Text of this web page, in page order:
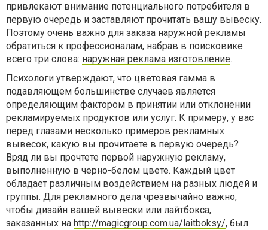
привлекают внимание потенциального потребителя в
первую очередь и заставляют прочитать вашу вывеску.
Поэтому очень важно для заказа наружной рекламы
обратиться к профессионалам, набрав в поисковике
всего три слова: наружная реклама изготовление.
Психологи утверждают, что цветовая гамма в
подавляющем большинстве случаев является
определяющим фактором в принятии или отклонении
рекламируемых продуктов или услуг. К примеру, у вас
перед глазами несколько примеров рекламных
вывесок, какую вы прочитаете в первую очередь?
Вряд ли вы прочтете первой наружную рекламу,
выполненную в черно-белом цвете. Каждый цвет
обладает различным воздействием на разных людей и
группы. Для рекламного дела чрезвычайно важно,
чтобы дизайн вашей вывески или лайтбокса,
заказанных на http://magicgroup.com.ua/laitboksy/, был